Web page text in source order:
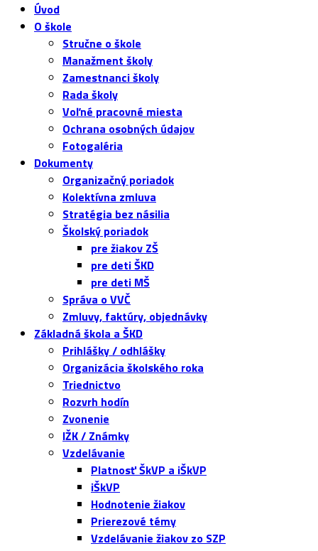
Úvod
O škole
Stručne o škole
Manažment školy
Zamestnanci školy
Rada školy
Voľné pracovné miesta
Ochrana osobných údajov
Fotogaléria
Dokumenty
Organizačný poriadok
Kolektívna zmluva
Stratégia bez násilia
Školský poriadok
pre žiakov ZŠ
pre deti ŠKD
pre deti MŠ
Správa o VVČ
Zmluvy, faktúry, objednávky
Základná škola a ŠKD
Prihlášky / odhlášky
Organizácia školského roka
Triednictvo
Rozvrh hodín
Zvonenie
IŽK / Známky
Vzdelávanie
Platnosť ŠkVP a iŠkVP
iŠkVP
Hodnotenie žiakov
Prierezové témy
Vzdelávanie žiakov zo SZP